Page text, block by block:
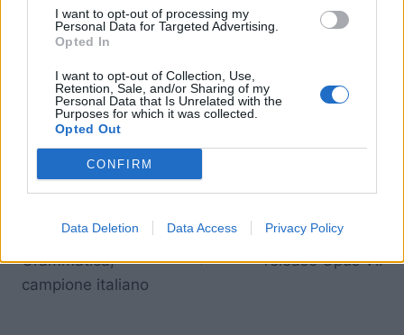
I want to opt-out of processing my
Personal Data for Targeted Advertising.
Opted In
I want to opt-out of Collection, Use,
Retention, Sale, and/or Sharing of my
Personal Data that Is Unrelated with the
Purposes for which it was collected.
Opted Out
CONFIRM
Data Deletion Data Access Privacy Policy
Novembre su Ps4, Xbox One e Switch, e su PC
tramite Steam.
Navigazione
articoli
PRECEDENTE
Intervista a Marco
Grammatica,
campione italiano
Unboxing Kit Pre-
release Opus VII